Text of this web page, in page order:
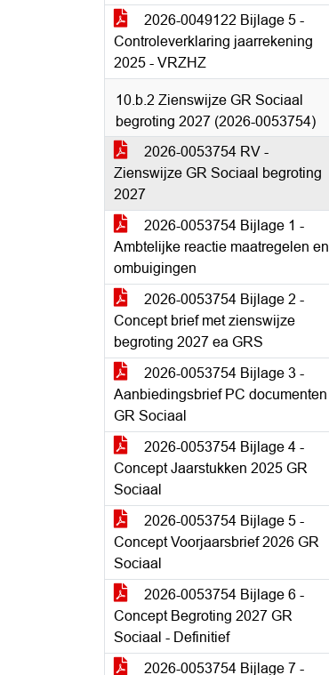
2026-0049122 Bijlage 5 -
Controleverklaring jaarrekening
2025 - VRZHZ
10.b.2 Zienswijze GR Sociaal
begroting 2027 (2026-0053754)
2026-0053754 RV -
Zienswijze GR Sociaal begroting
2027
2026-0053754 Bijlage 1 -
Ambtelijke reactie maatregelen en
ombuigingen
2026-0053754 Bijlage 2 -
Concept brief met zienswijze
begroting 2027 ea GRS
2026-0053754 Bijlage 3 -
Aanbiedingsbrief PC documenten
GR Sociaal
2026-0053754 Bijlage 4 -
Concept Jaarstukken 2025 GR
Sociaal
2026-0053754 Bijlage 5 -
Concept Voorjaarsbrief 2026 GR
Sociaal
2026-0053754 Bijlage 6 -
Concept Begroting 2027 GR
Sociaal - Definitief
2026-0053754 Bijlage 7 -